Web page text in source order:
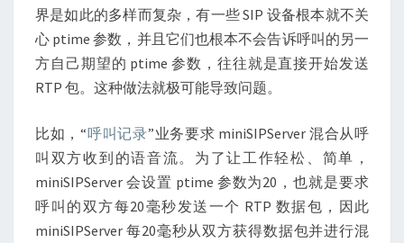
界是如此的多样而复杂，有一些 SIP 设备根本就不关
心 ptime 参数，并且它们也根本不会告诉呼叫的另一
方自己期望的 ptime 参数，往往就是直接开始发送
RTP 包。这种做法就极可能导致问题。
比如，“呼叫记录”业务要求 miniSIPServer 混合从呼
叫双方收到的语音流。为了让工作轻松、简单，
miniSIPServer 会设置 ptime 参数为20，也就是要求
呼叫的双方每20毫秒发送一个 RTP 数据包，因此
miniSIPServer 每20毫秒从双方获得数据包并进行混